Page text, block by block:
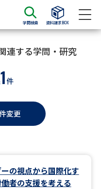
学問検索 資料請求BOX
資料検索
部・学科パンフ
連する学問・研究
1件
変更
の視点から国際化す
者の支援を考える